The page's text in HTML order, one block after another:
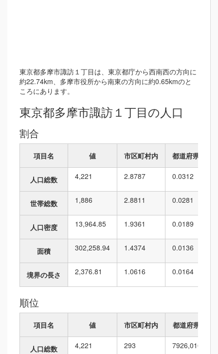
東京都多摩市諏訪１丁目は、東京都庁から西南西の方向に
約22.74km、多摩市役所から南東の方向に約0.65kmのと
ころにあります。
東京都多摩市諏訪１丁目の人口
割合
項目名 値 市区町村内 都道府県内
人口総数 4,221 2.8787 0.0312
世帯総数 1,886 2.8811 0.0281
人口密度 13,964.85 1.9361 0.0189
面積 302,258.94 1.4374 0.0136
境界の長さ 2,376.81 1.0616 0.0164
順位
項目名 値 市区町村内 都道府県内
人口総数 4,221 293 7926,010